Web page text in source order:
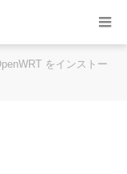
をインストー